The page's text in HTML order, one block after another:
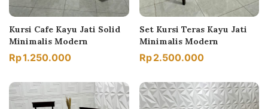
Kursi Cafe Kayu Jati Solid
Minimalis Modern
Rp1.250.000
Set Kursi Teras Kayu Jati
Minimalis Modern
Rp2.500.000